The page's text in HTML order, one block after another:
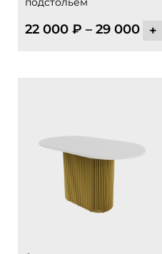
22 000 ₽ – 29 000 ₽
+